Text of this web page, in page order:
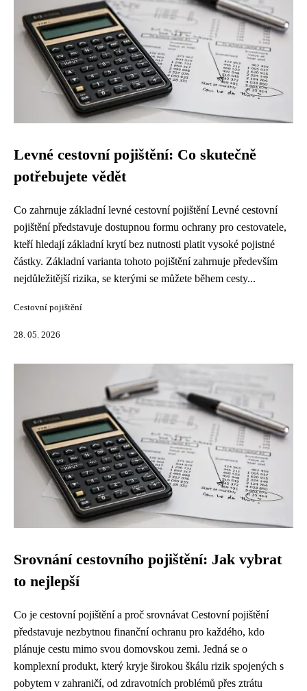
Levné cestovní pojištění: Co skutečně
potřebujete vědět
Co zahrnuje základní levné cestovní pojištění Levné cestovní
pojištění představuje dostupnou formu ochrany pro cestovatele,
kteří hledají základní krytí bez nutnosti platit vysoké pojistné
částky. Základní varianta tohoto pojištění zahrnuje především
nejdůležitější rizika, se kterými se můžete během cesty...
Cestovní pojištění
28. 05. 2026
Srovnání cestovního pojištění: Jak vybrat
to nejlepší
Co je cestovní pojištění a proč srovnávat Cestovní pojištění
představuje nezbytnou finanční ochranu pro každého, kdo
plánuje cestu mimo svou domovskou zemi. Jedná se o
komplexní produkt, který kryje širokou škálu rizik spojených s
pobytem v zahraničí, od zdravotních problémů přes ztrátu